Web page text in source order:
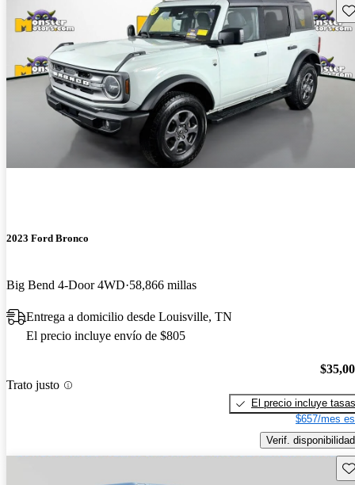
2023 Ford Bronco
Big Bend 4-Door 4WD 58,866 millas
Entrega a domicilio desde Louisville, TN
El precio incluye envío de $805
Trato justo
El precio incluye tasas
$657/mes
Verif. disponibilidad